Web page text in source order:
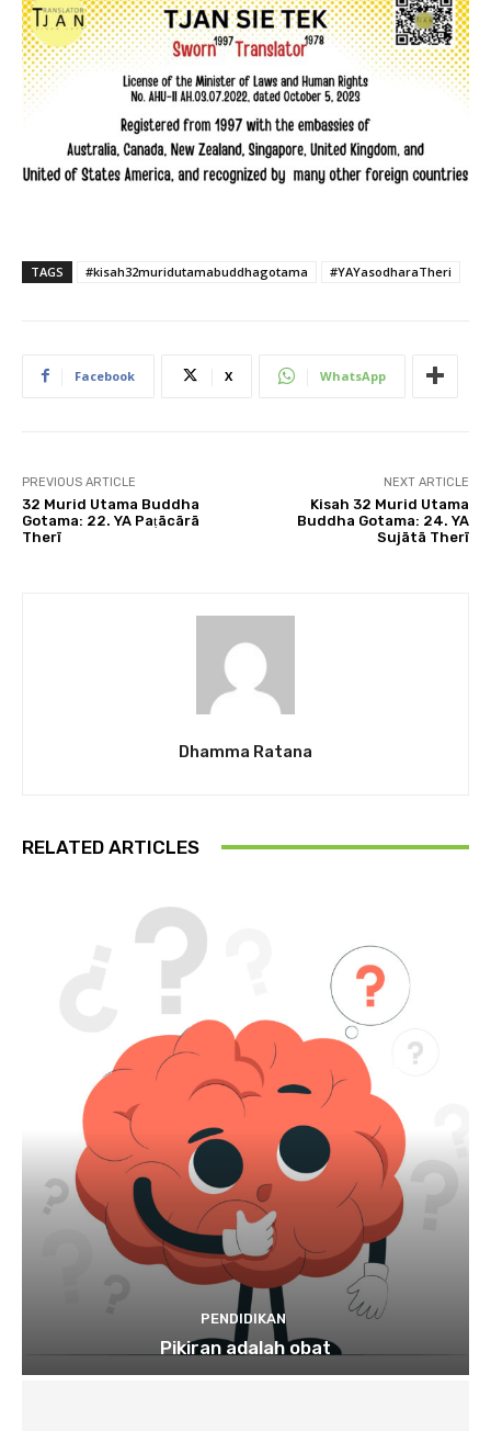
TAGS #kisah32muridutamabuddhagotama #YAYasodharaTheri
Facebook X WhatsApp
PREVIOUS ARTICLE
32 Murid Utama Buddha
Gotama: 22. YA Paṭācārā
Therī
NEXT ARTICLE
Kisah 32 Murid Utama
Buddha Gotama: 24. YA
Sujātā Therī
Dhamma Ratana
RELATED ARTICLES
PENDIDIKAN
Pikiran adalah obat